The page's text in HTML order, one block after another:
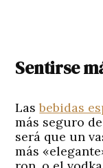
Sentirse
Lasbebidas
más seguro
será que un
más